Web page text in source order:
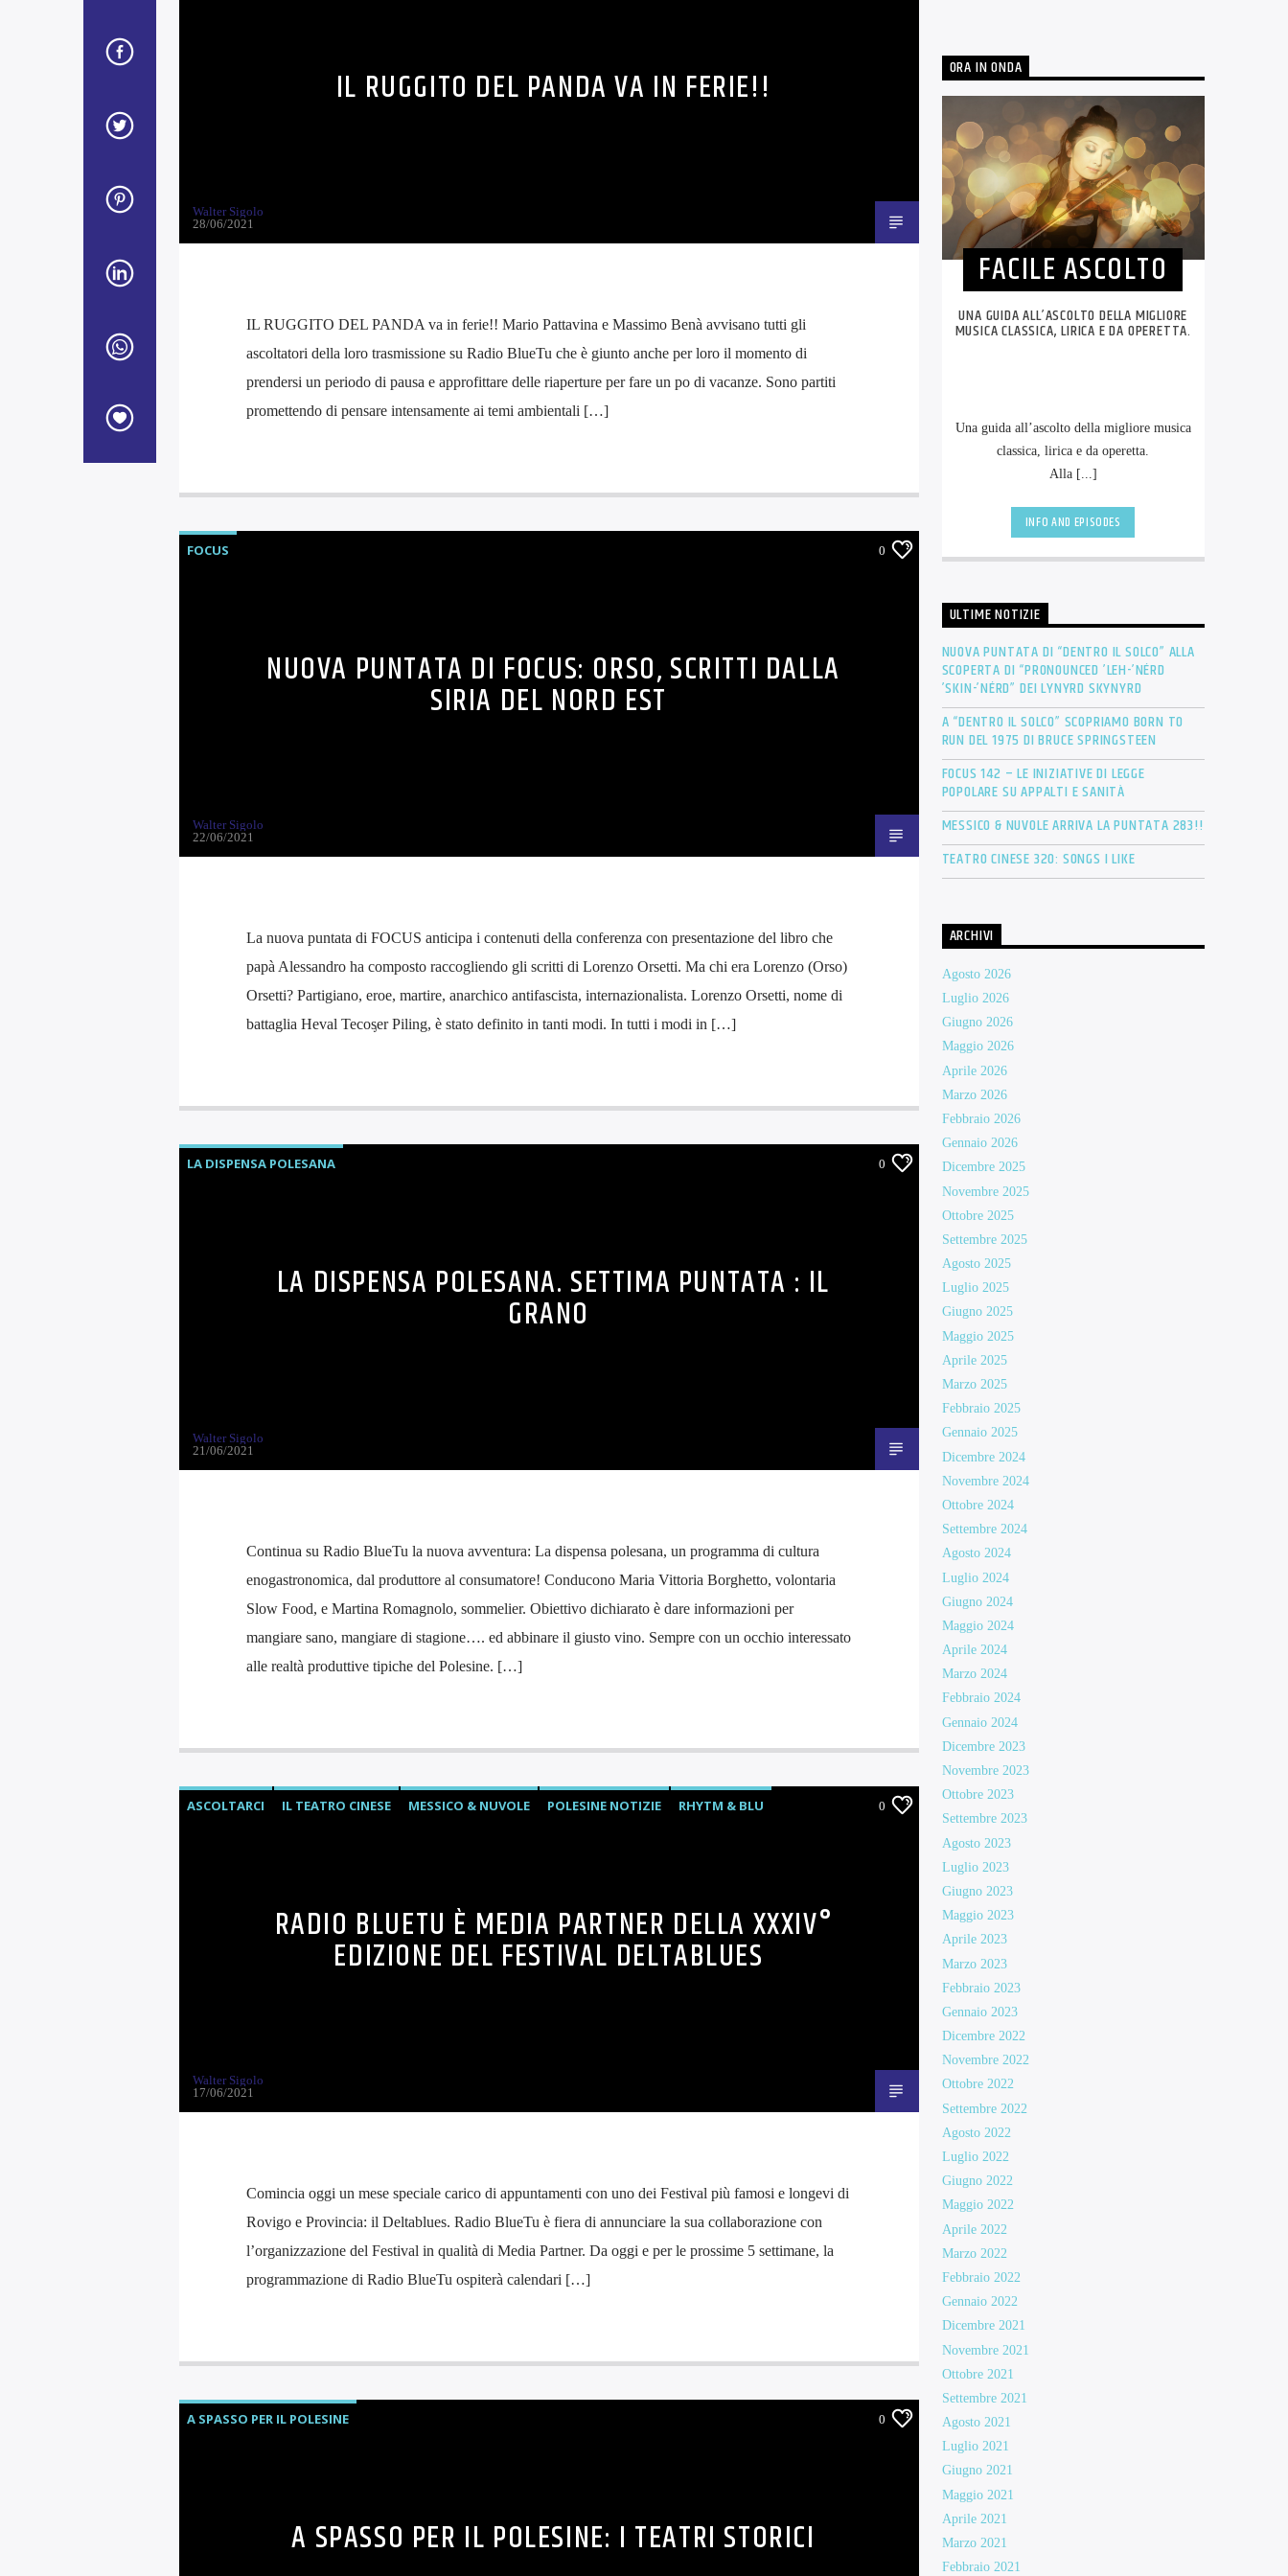
IL RUGGITO DEL PANDA VA IN FERIE!!
Walter Sigolo
28/06/2021
IL RUGGITO DEL PANDA va in ferie!! Mario Pattavina e Massimo Benà avvisano tutti gli
ascoltatori della loro trasmissione su Radio BlueTu che è giunto anche per loro il momento di
prendersi un periodo di pausa e approfittare delle riaperture per fare un po di vacanze. Sono partiti
promettendo di pensare intensamente ai temi ambientali […]
FOCUS 0
NUOVA PUNTATA DI FOCUS: ORSO, SCRITTI DALLA
SIRIA DEL NORD EST
Walter Sigolo
22/06/2021
La nuova puntata di FOCUS anticipa i contenuti della conferenza con presentazione del libro che
papà Alessandro ha composto raccogliendo gli scritti di Lorenzo Orsetti. Ma chi era Lorenzo (Orso)
Orsetti? Partigiano, eroe, martire, anarchico antifascista, internazionalista. Lorenzo Orsetti, nome di
battaglia Heval Tecoᶊer Piling, è stato definito in tanti modi. In tutti i modi in […]
LA DISPENSA POLESANA 0
LA DISPENSA POLESANA. SETTIMA PUNTATA : IL
GRANO
Walter Sigolo
21/06/2021
Continua su Radio BlueTu la nuova avventura: La dispensa polesana, un programma di cultura
enogastronomica, dal produttore al consumatore! Conducono Maria Vittoria Borghetto, volontaria
Slow Food, e Martina Romagnolo, sommelier. Obiettivo dichiarato è dare informazioni per
mangiare sano, mangiare di stagione…. ed abbinare il giusto vino. Sempre con un occhio interessato
alle realtà produttive tipiche del Polesine. […]
ASCOLTARCI IL TEATRO CINESE MESSICO & NUVOLE POLESINE NOTIZIE
RHYTM & BLU
0
RADIO BLUETU È MEDIA PARTNER DELLA XXXIV°
EDIZIONE DEL FESTIVAL DELTABLUES
Walter Sigolo
17/06/2021
Comincia oggi un mese speciale carico di appuntamenti con uno dei Festival più famosi e longevi di
Rovigo e Provincia: il Deltablues. Radio BlueTu è fiera di annunciare la sua collaborazione con
l’organizzazione del Festival in qualità di Media Partner. Da oggi e per le prossime 5 settimane, la
programmazione di Radio BlueTu ospiterà calendari […]
A SPASSO PER IL POLESINE 0
A SPASSO PER IL POLESINE: I TEATRI STORICI
ORA IN ONDA
FACILE ASCOLTO
UNA GUIDA ALL’ASCOLTO DELLA MIGLIORE
MUSICA CLASSICA, LIRICA E DA OPERETTA.
Una guida all’ascolto della migliore musica
classica, lirica e da operetta.
Alla [...]
INFO AND EPISODES
ULTIME NOTIZIE
NUOVA PUNTATA DI “DENTRO IL SOLCO” ALLA
SCOPERTA DI “PRONOUNCED ’LEH-’NÉRD
’SKIN-’NÉRD” DEI LYNYRD SKYNYRD
A “DENTRO IL SOLCO” SCOPRIAMO BORN TO
RUN DEL 1975 DI BRUCE SPRINGSTEEN
FOCUS 142 – LE INIZIATIVE DI LEGGE
POPOLARE SU APPALTI E SANITÀ
MESSICO & NUVOLE ARRIVA LA PUNTATA 283!!
TEATRO CINESE 320: SONGS I LIKE
ARCHIVI
Agosto 2026
Luglio 2026
Giugno 2026
Maggio 2026
Aprile 2026
Marzo 2026
Febbraio 2026
Gennaio 2026
Dicembre 2025
Novembre 2025
Ottobre 2025
Settembre 2025
Agosto 2025
Luglio 2025
Giugno 2025
Maggio 2025
Aprile 2025
Marzo 2025
Febbraio 2025
Gennaio 2025
Dicembre 2024
Novembre 2024
Ottobre 2024
Settembre 2024
Agosto 2024
Luglio 2024
Giugno 2024
Maggio 2024
Aprile 2024
Marzo 2024
Febbraio 2024
Gennaio 2024
Dicembre 2023
Novembre 2023
Ottobre 2023
Settembre 2023
Agosto 2023
Luglio 2023
Giugno 2023
Maggio 2023
Aprile 2023
Marzo 2023
Febbraio 2023
Gennaio 2023
Dicembre 2022
Novembre 2022
Ottobre 2022
Settembre 2022
Agosto 2022
Luglio 2022
Giugno 2022
Maggio 2022
Aprile 2022
Marzo 2022
Febbraio 2022
Gennaio 2022
Dicembre 2021
Novembre 2021
Ottobre 2021
Settembre 2021
Agosto 2021
Luglio 2021
Giugno 2021
Maggio 2021
Aprile 2021
Marzo 2021
Febbraio 2021